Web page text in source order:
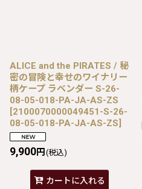
ALICE and the PIRATES / 秘
密の冒険と幸せのワイナリー
柄ケープ ラベンダー S-26-
08-05-018-PA-JA-AS-ZS
[2100070000049451-S-26-
08-05-018-PA-JA-AS-ZS]
9,900円 (税込)
カートに入れる